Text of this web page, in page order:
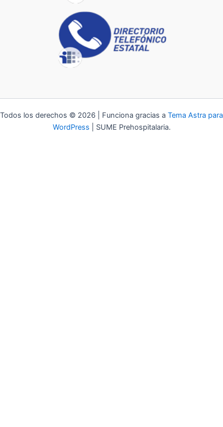
Todos los derechos © 2026 | Funciona gracias a Tema Astra para
WordPress | SUME Prehospitalaria.